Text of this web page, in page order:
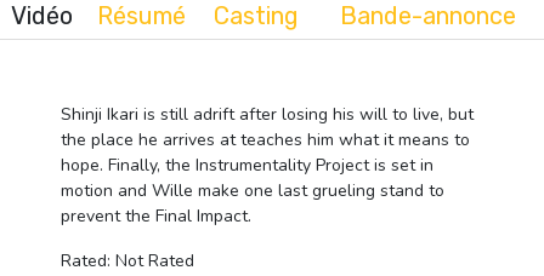
Vidéo Résumé Casting Bande-annonce
Shinji Ikari is still adrift after losing his will to live, but
the place he arrives at teaches him what it means to
hope. Finally, the Instrumentality Project is set in
motion and Wille make one last grueling stand to
prevent the Final Impact.
Rated: Not Rated